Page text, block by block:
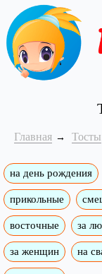
Главная Тосты
на день рождения
прикольные
восточные за
за женщин на